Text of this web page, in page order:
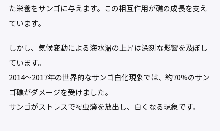
た栄養をサンゴに与えます。この相互作用が礁の成長を支え
ています。
しかし、気候変動による海水温の上昇は深刻な影響を及ぼし
ています。
2014〜2017年の世界的なサンゴ白化現象では、約70%のサン
ゴ礁がダメージを受けました。
サンゴがストレスで褐虫藻を放出し、白くなる現象です。